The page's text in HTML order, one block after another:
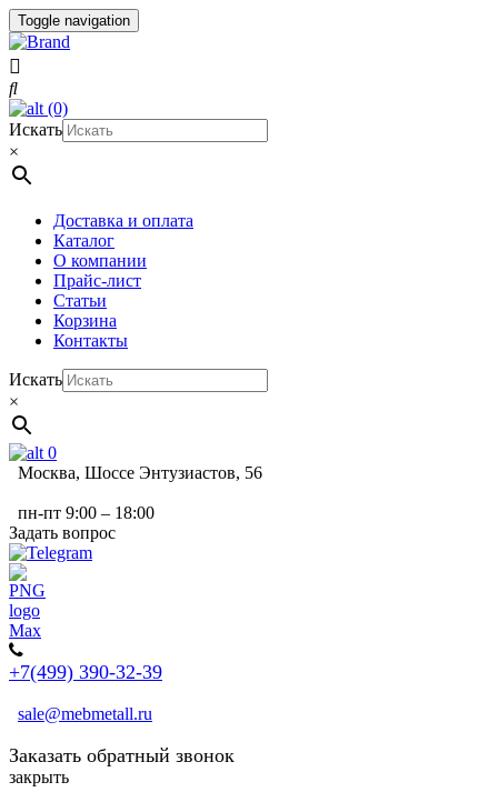
Toggle navigation
(0)
Искать
×
Доставка и оплата
Каталог
О компании
Прайс-лист
Статьи
Корзина
Контакты
Искать
×
0
Москва, Шоссе Энтузиастов, 56
пн-пт 9:00 – 18:00
Задать вопрос
+7(499) 390-32-39
sale@mebmetall.ru
Заказать обратный звонок
закрыть